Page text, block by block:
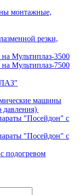
монтажные,
резки,
Мультиплаз-3500
Мультиплаз-7500
машины
давления)
"Посейдон" с
"Посейдон" с
подогревом